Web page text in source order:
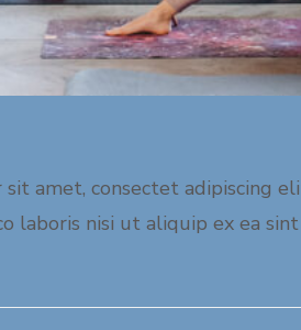
amet, consectet adipiscing
laboris nisi ut aliquip ex ea